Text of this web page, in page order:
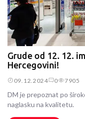
Grude od 12. 12.
Hercegovini!
09.12.2024 0 7905
DM je prepoznat po
naglasku na kvalitetu.